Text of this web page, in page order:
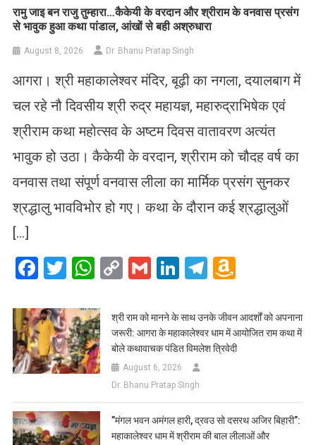
रामु जाइ बन राजु तुम्हारा…कैकेयी के वरदान और श्रीराम के वनवास प्रसंग
से भावुक हुआ कथा पांडाल, आंखों से बही अश्रुधारा
August 8, 2026 Dr. Bhanu Pratap Singh
आगरा। श्री महाकालेश्वर मंदिर, बूढ़ी का नगला, दयालबाग में
चल रहे नौ दिवसीय श्री रुद्र महायज्ञ, महारुद्राभिषेक एवं
श्रीराम कथा महोत्सव के अष्टम दिवस वातावरण अत्यंत
भावुक हो उठा। कैकेयी के वरदान, श्रीराम को चौदह वर्ष का
वनवास तथा संपूर्ण वनवास लीला का मार्मिक प्रसंग सुनकर
श्रद्धालु भावविभोर हो गए। कथा के दौरान कई श्रद्धालुओं
[…]
Facebook
Twitter
WhatsApp
CopyGmailLinkedIn
Telegram
List
​श्री राम को मानने के साथ उनके जीवन आदर्शों को अपनाना
जरूरी: आगरा के महाकालेश्वर धाम में आयोजित राम कथा में
बोले कथावाचक पंडित विमलेश त्रिवेदी
August 6, 2026
Dr. Bhanu Pratap Singh
​”मंगल भवन अमंगल हारी, द्रवउ सो दसरथ अजिर बिहारी”:
महाकालेश्वर धाम में श्रीराम की बाल लीलाओं और